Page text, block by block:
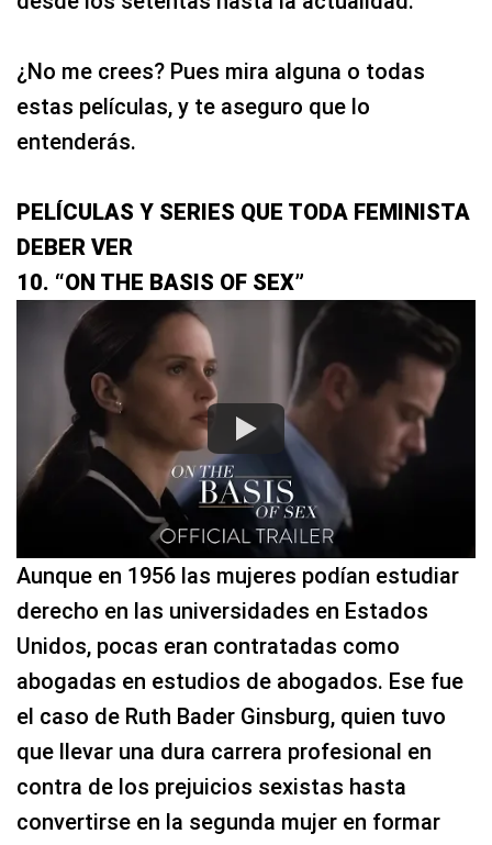
¿No me crees? Pues mira alguna o todas
estas películas, y te aseguro que lo
entenderás.
PELÍCULAS Y SERIES QUE TODA FEMINISTA
DEBER VER
10. “ON THE BASIS OF SEX”
Aunque en 1956 las mujeres podían estudiar
derecho en las universidades en Estados
Unidos, pocas eran contratadas como
abogadas en estudios de abogados. Ese fue
el caso de Ruth Bader Ginsburg, quien tuvo
que llevar una dura carrera profesional en
contra de los prejuicios sexistas hasta
convertirse en la segunda mujer en formar